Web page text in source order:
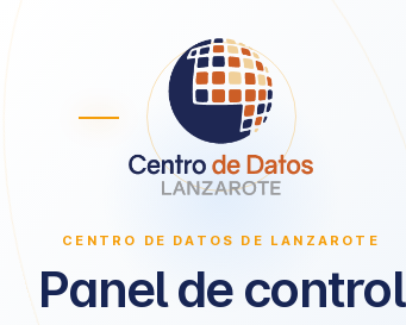
CENTRO DE DATOS DE LANZAROTE
Panel de control